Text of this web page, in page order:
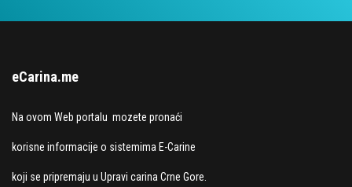
eCarina.me
Na ovom Web portalu mozete pronaći
korisne informacije o sistemima E-Carine
koji se pripremaju u Upravi carina Crne Gore.